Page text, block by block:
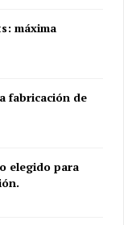
máxima
fabricación de
elegido para